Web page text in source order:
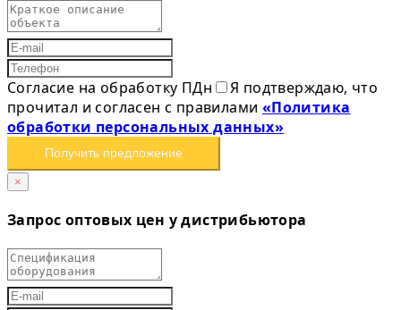
Согласие на обработку ПДн
Я подтверждаю, что
прочитал и согласен с правилами «Политика
обработки персональных данных»
Получить предложение
×
Запрос оптовых цен у дистрибьютора